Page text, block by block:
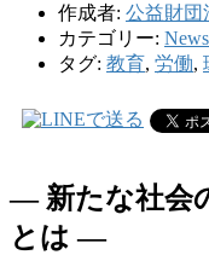
作成者: 公益財
カテゴリー:
タグ: 教育, 労働,
― 新たな社会
とは ―